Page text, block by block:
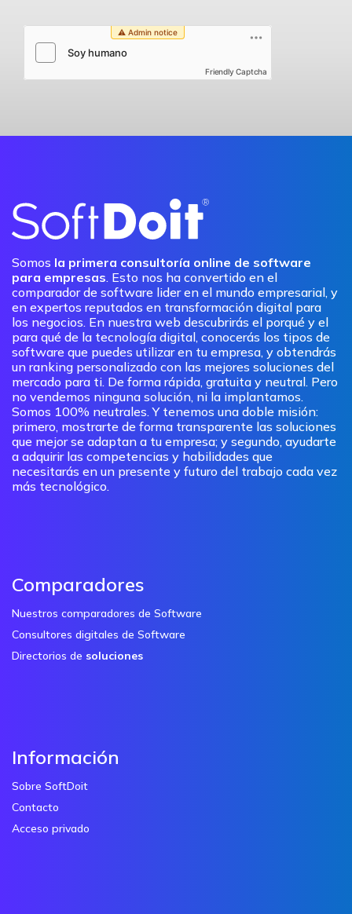
Friendly Captcha
Somos la primera consultoría online de software
para empresas. Esto nos ha convertido en el
comparador de software lider en el mundo empresarial, y
en expertos reputados en transformación digital para
los negocios. En nuestra web descubrirás el porqué y el
para qué de la tecnología digital, conocerás los tipos de
software que puedes utilizar en tu empresa, y obtendrás
un ranking personalizado con las mejores soluciones del
mercado para ti. De forma rápida, gratuita y neutral. Pero
no vendemos ninguna solución, ni la implantamos.
Somos 100% neutrales. Y tenemos una doble misión:
primero, mostrarte de forma transparente las soluciones
que mejor se adaptan a tu empresa; y segundo, ayudarte
a adquirir las competencias y habilidades que
necesitarás en un presente y futuro del trabajo cada vez
más tecnológico.
Comparadores
Nuestros comparadores de Software
Consultores digitales de Software
Directorios de soluciones
Información
Sobre SoftDoit
Contacto
Acceso privado